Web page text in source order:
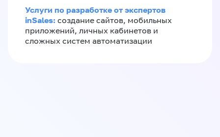
Услуги по разработке от экспертов
inSales: создание сайтов, мобильных
приложений, личных кабинетов и
сложных систем автоматизации